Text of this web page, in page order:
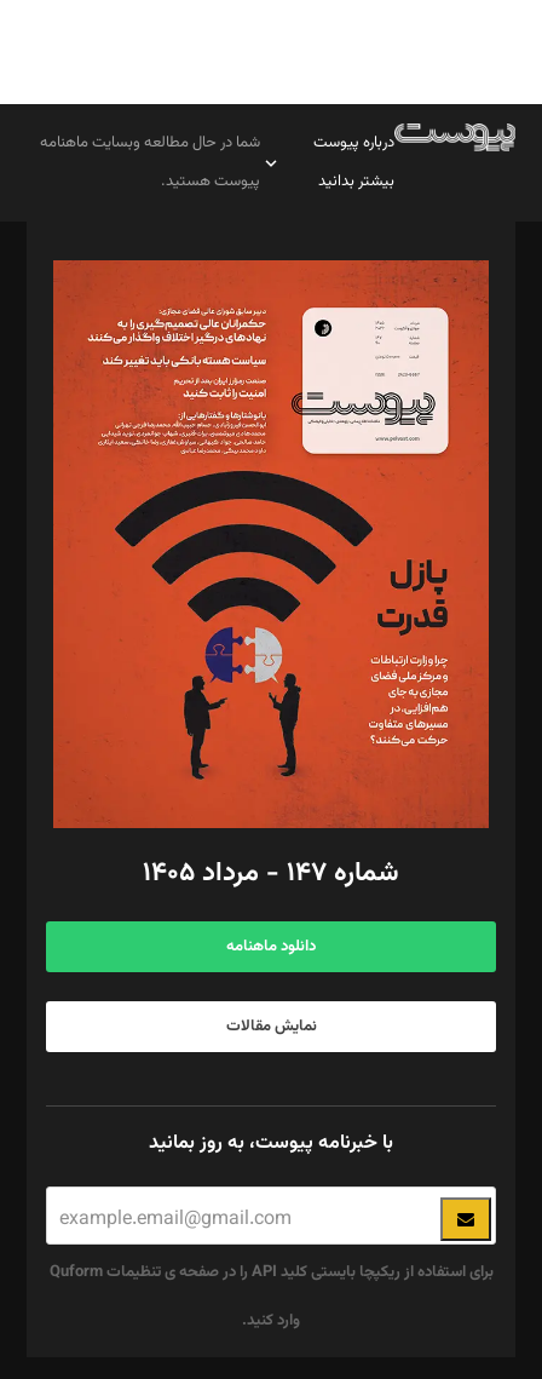
درباره پیوست
بیشتر بدانید
شما در حال مطالعه وبسایت ماهنامه
پیوست هستید.
مدیر مسئول: محمدباقر اثنی‌عشری
سردبیر: مهرک محمودی
دبیر تحریریه: میثم قاسمی
د‌بیر ناداستان: سمانه سمیع
د‌بیر خدمت و تجارت: ابوالفضل رجبی
د‌بیر حقوق فناوری: حسام‌الدین ایپکچی
د‌بیر پیوست جهان: مینا پاکدل
د‌بیر تحریریه آنلاین: بابک نقاش
تحریریه‌: مجتبی محمود‌ی، آرش برهمند، یسنا امان‌پور، سروش کرمیان،
مصطفی مسجدی آرانی، ابوالفضل رجبی، زهرا فکرانه، فائزه فتحی
رستمی،مصطفی باستان
ویرایش: نگار استاد‌‌آقا
طراح یونیفرم: مجید توکلی
فیلمبرداری و عکاسی: امیر شفیعی، مانی لطفی زاده
گرافیک و صفحه‌آرایی: سید‌سبحان‌علی ثابت
مد‌یر توسعه تجاری: کامبیز برید‌
امور مالی: شاپور رهبری، محمد‌ کاظمی‌نیا
آگهی و مشترکین: ۰۹۱۹۹۹۹۰۴۵۴
شماره ۱۴۷ - مرداد ۱۴۰۵
دانلود ماهنامه
نمایش مقالات
با خبرنامه پیوست، به روز بمانید
برای استفاده از ریکپچا بایستی کلید API را در صفحه ی تنظیمات Quform
وارد کنید.